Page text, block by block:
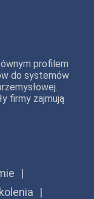
profilem
do systemów
firmy zajmują